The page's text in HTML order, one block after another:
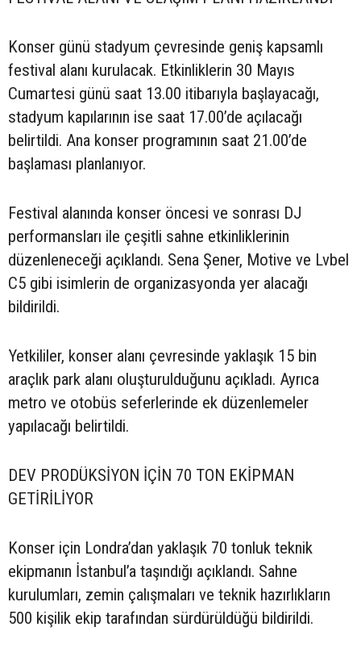
Konser günü stadyum çevresinde geniş kapsamlı
festival alanı kurulacak. Etkinliklerin 30 Mayıs
Cumartesi günü saat 13.00 itibarıyla başlayacağı,
stadyum kapılarının ise saat 17.00’de açılacağı
belirtildi. Ana konser programının saat 21.00’de
başlaması planlanıyor.
Festival alanında konser öncesi ve sonrası DJ
performansları ile çeşitli sahne etkinliklerinin
düzenleneceği açıklandı. Sena Şener, Motive ve Lvbel
C5 gibi isimlerin de organizasyonda yer alacağı
bildirildi.
Yetkililer, konser alanı çevresinde yaklaşık 15 bin
araçlık park alanı oluşturulduğunu açıkladı. Ayrıca
metro ve otobüs seferlerinde ek düzenlemeler
yapılacağı belirtildi.
DEV PRODÜKSİYON İÇİN 70 TON EKİPMAN
GETİRİLİYOR
Konser için Londra’dan yaklaşık 70 tonluk teknik
ekipmanın İstanbul’a taşındığı açıklandı. Sahne
kurulumları, zemin çalışmaları ve teknik hazırlıkların
500 kişilik ekip tarafından sürdürüldüğü bildirildi.